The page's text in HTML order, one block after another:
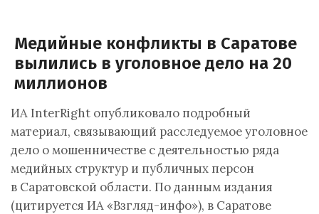
Медийные конфликты в Саратове
вылились в уголовное дело на 20
миллионов
ИА InterRight опубликовало подробный
материал, связывающий расследуемое уголовное
дело о мошенничестве с деятельностью ряда
медийных структур и публичных персон
в Саратовской области. По данным издания
(цитируется ИА «Взгляд-инфо»), в Саратове